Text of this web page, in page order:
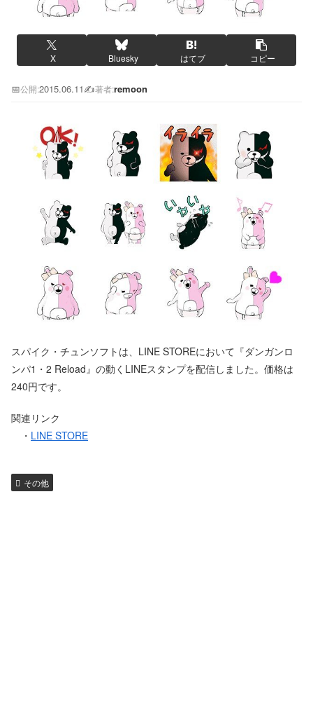
X Bluesky はてブ コピー
📅公開:2015.06.11✍️著者:remoon
スパイク・チュンソフトは、LINE STOREにおいて『ダンガンロ
ンパ1・2 Reload』の動くLINEスタンプを配信しました。価格は
240円です。
関連リンク
・ LINE STORE
その他